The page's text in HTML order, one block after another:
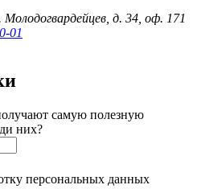
Молодогвардейцев, д. 34, оф. 171
01
самую полезную
них?
персональных данных